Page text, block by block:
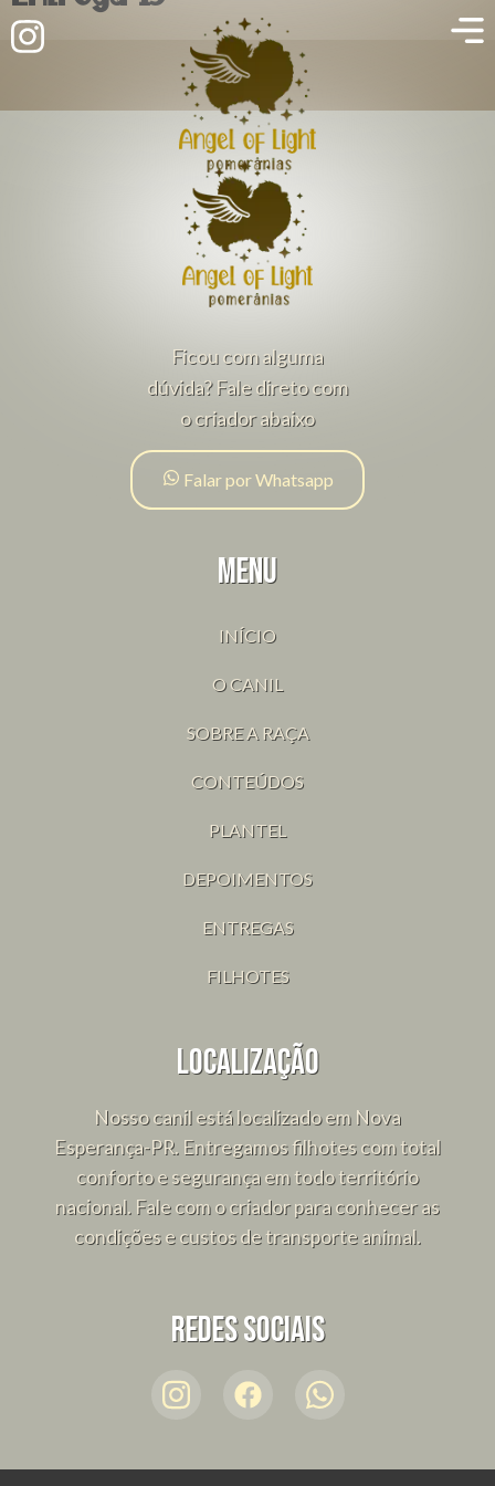
Ficou com alguma
dúvida? Fale direto com
o criador abaixo
Falar por Whatsapp
Menu
INÍCIO
O CANIL
SOBRE A RAÇA
CONTEÚDOS
PLANTEL
DEPOIMENTOS
ENTREGAS
FILHOTES
Localização
Nosso canil está localizado em Nova
Esperança-PR. Entregamos filhotes com total
conforto e segurança em todo território
nacional. Fale com o criador para conhecer as
condições e custos de transporte animal.
Redes sociais